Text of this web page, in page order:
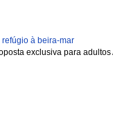
refúgio à beira-mar
exclusiva para adultos